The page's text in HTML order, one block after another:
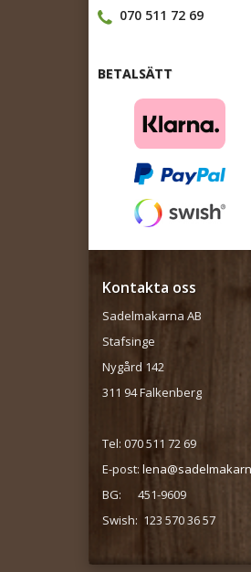
070 511 72 69
BETALSÄTT
Kontakta oss
Sadelmakarna AB
Stafsinge
Nygård 142
311 94 Falkenberg
Tel: 070 511 72 69
E-post:
BG: 451-9609
Swish: 123 570 36 57